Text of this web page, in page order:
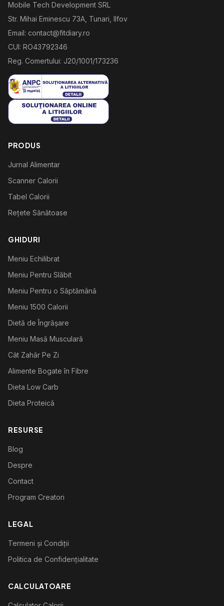
Mobile Tech Development SRL
Str. Mihai Eminescu 73A, Tunari, Ilfov
Email: contact@fitdiary.ro
CUI: RO43792346
Reg. Comertului: J20/1001/173236
PRODUS
Jurnal Alimentar
Scanner Calorii
Tabel Calorii
Rețete Sănătoase
GHIDURI
Meniu Echilibrat
Meniu Pentru Slăbit
Meniu Pentru o Săptămână
Meniu 1500 Calorii
Dietă de Îngrășare
Meniu Masă Musculară
Cât Zahăr Pe Zi
Alimente Bogate în Fibre
Dieta Low Carb
Dieta Proteică
RESURSE
Blog
Despre
Contact
Program Creatori
LEGAL
Termeni și Condiții
Politica de Confidențialitate
CALCULATOARE